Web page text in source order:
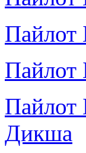
Пайлот
Пайлот
Пайлот
Дикша